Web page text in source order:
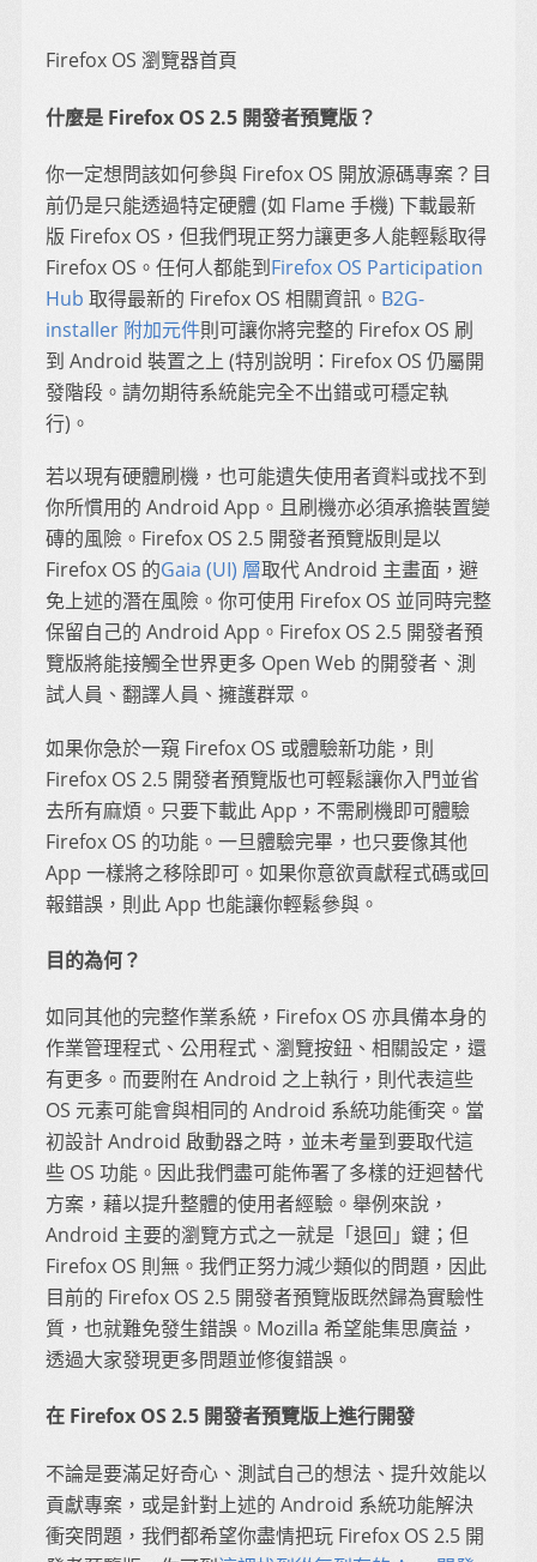
Firefox OS 瀏覽器首頁
什麼是 Firefox OS 2.5 開發者預覽版？
你一定想問該如何參與 Firefox OS 開放源碼專案？目
前仍是只能透過特定硬體 (如 Flame 手機) 下載最新
版 Firefox OS，但我們現正努力讓更多人能輕鬆取得
Firefox OS。任何人都能到Firefox OS Participation
Hub 取得最新的 Firefox OS 相關資訊。 B2G-
installer 附加元件則可讓你將完整的 Firefox OS 刷
到 Android 裝置之上 (特別說明：Firefox OS 仍屬開
發階段。請勿期待系統能完全不出錯或可穩定執
行)。
若以現有硬體刷機，也可能遺失使用者資料或找不到
你所慣用的 Android App。且刷機亦必須承擔裝置變
磚的風險。Firefox OS 2.5 開發者預覽版則是以
Firefox OS 的Gaia (UI) 層取代 Android 主畫面，避
免上述的潛在風險。你可使用 Firefox OS 並同時完整
保留自己的 Android App。Firefox OS 2.5 開發者預
覽版將能接觸全世界更多 Open Web 的開發者、測
試人員、翻譯人員、擁護群眾。
如果你急於一窺 Firefox OS 或體驗新功能，則
Firefox OS 2.5 開發者預覽版也可輕鬆讓你入門並省
去所有麻煩。只要下載此 App，不需刷機即可體驗
Firefox OS 的功能。一旦體驗完畢，也只要像其他
App 一樣將之移除即可。如果你意欲貢獻程式碼或回
報錯誤，則此 App 也能讓你輕鬆參與。
目的為何？
如同其他的完整作業系統，Firefox OS 亦具備本身的
作業管理程式、公用程式、瀏覽按鈕、相關設定，還
有更多。而要附在 Android 之上執行，則代表這些
OS 元素可能會與相同的 Android 系統功能衝突。當
初設計 Android 啟動器之時，並未考量到要取代這
些 OS 功能。因此我們盡可能佈署了多樣的迂迴替代
方案，藉以提升整體的使用者經驗。舉例來說，
Android 主要的瀏覽方式之一就是「退回」鍵；但
Firefox OS 則無。我們正努力減少類似的問題，因此
目前的 Firefox OS 2.5 開發者預覽版既然歸為實驗性
質，也就難免發生錯誤。Mozilla 希望能集思廣益，
透過大家發現更多問題並修復錯誤。
在 Firefox OS 2.5 開發者預覽版上進行開發
不論是要滿足好奇心、測試自己的想法、提升效能以
貢獻專案，或是針對上述的 Android 系統功能解決
衝突問題，我們都希望你盡情把玩 Firefox OS 2.5 開